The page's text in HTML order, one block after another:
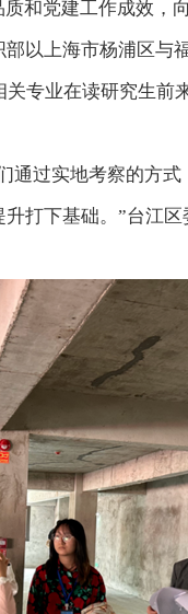
和党建工作成效，
以上海市杨浦区与
专业在读研究生前
通过实地考察的方
打下基础。”台江